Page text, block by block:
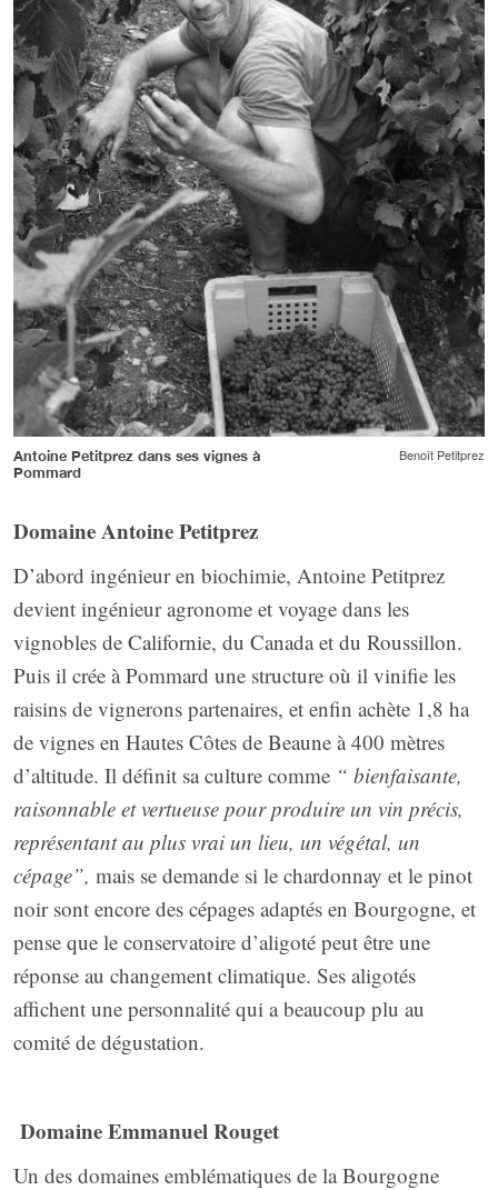
Antoine Petitprez dans ses vignes à
Pommard
Benoît Petitprez
Domaine Antoine Petitprez
D’abord ingénieur en biochimie, Antoine Petitprez
devient ingénieur agronome et voyage dans les
vignobles de Californie, du Canada et du Roussillon.
Puis il crée à Pommard une structure où il vinifie les
raisins de vignerons partenaires, et enfin achète 1,8 ha
de vignes en Hautes Côtes de Beaune à 400 mètres
d’altitude. Il définit sa culture comme “ bienfaisante,
raisonnable et vertueuse pour produire un vin précis,
représentant au plus vrai un lieu, un végétal, un
cépage”, mais se demande si le chardonnay et le pinot
noir sont encore des cépages adaptés en Bourgogne, et
pense que le conservatoire d’aligoté peut être une
réponse au changement climatique. Ses aligotés
affichent une personnalité qui a beaucoup plu au
comité de dégustation.
Domaine Emmanuel Rouget
Un des domaines emblématiques de la Bourgogne